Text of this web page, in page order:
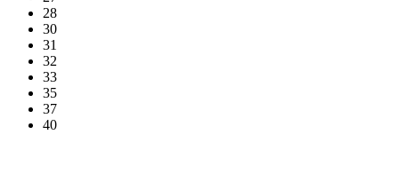
28
30
31
32
33
35
37
40